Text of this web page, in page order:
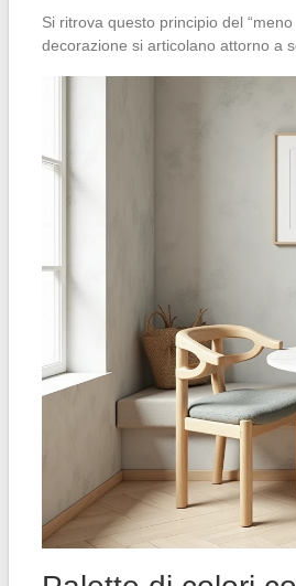
Si ritrova questo principio del
decorazione si articolano attorno a